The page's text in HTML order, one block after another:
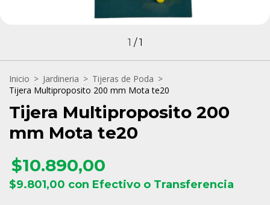
1 /1
Inicio > Jardineria > Tijeras de Poda >
Tijera Multiproposito 200 mm Mota te20
Tijera Multiproposito 200
mm Mota te20
$10.890,00
$9.801,00 con Efectivo o Transferencia